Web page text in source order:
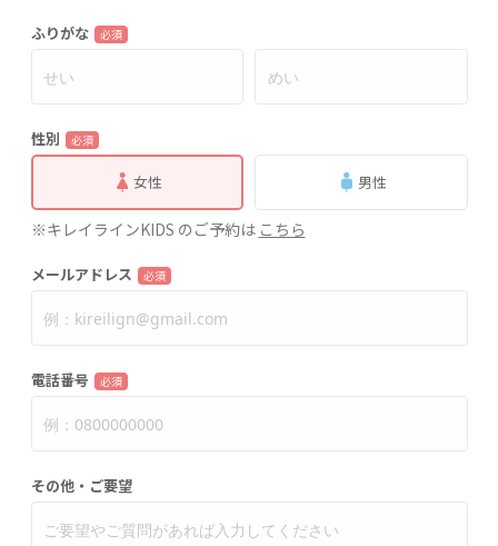
ふりがな 必須
性別 必須
女性 男性
※キレイラインKIDS のご予約は こちら
メールアドレス 必須
電話番号 必須
その他・ご要望